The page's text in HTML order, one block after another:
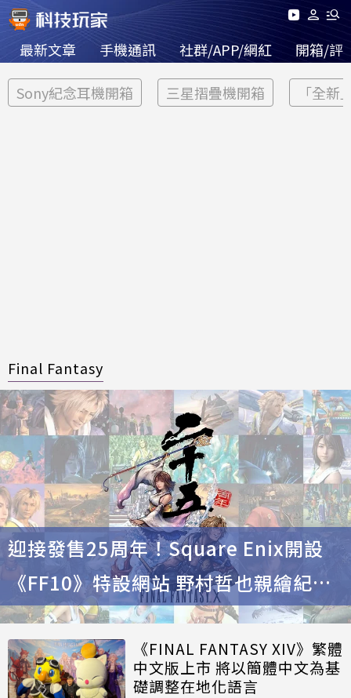
最新文章 手機通訊 社群/APP/網紅 開箱/評
Sony紀念耳機開箱 三星摺疊機開箱 「全新
Final Fantasy
迎接發售25周年！Square Enix開設
《FF10》特設網站 野村哲也親繪紀念
標誌與配樂專輯同步曝光
《FINAL FANTASY XIV》繁體
中文版上市 將以簡體中文為基
礎調整在地化語言